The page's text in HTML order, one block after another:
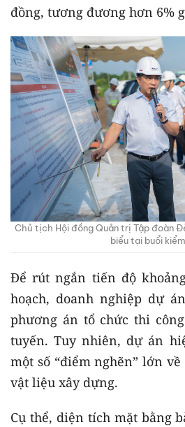
đồng, tương đương hơn 6%
Chủ tịch Hội đồng Quản trị Tập đoàn
biểu tại buổi
Để rút ngắn tiến độ
hoạch, doanh nghiệp dự
phương án tổ chức thi
tuyến. Tuy nhiên, dự án
một số “điểm nghẽn” lớn
vật liệu xây dựng.
Cụ thể, diện tích mặt bằng